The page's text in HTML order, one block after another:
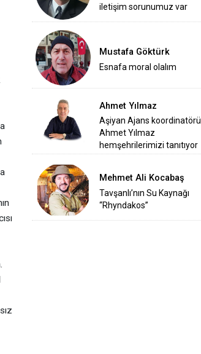
iletişim sorunumuz var
Mustafa Göktürk
Esnafa moral olalım
Ahmet Yılmaz
Aşiyan Ajans koordinatörü
Ahmet Yılmaz
hemşehrilerimizi tanıtıyor
Mehmet Ali Kocabaş
Tavşanlı’nın Su Kaynağı
“Rhyndakos”